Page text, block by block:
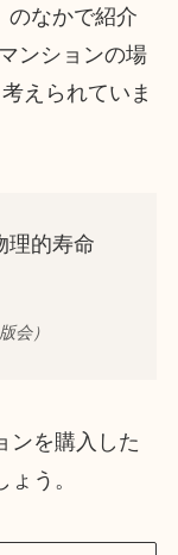
のなかで紹介
ンションの場
えられていま
理的寿命
会）
ンを購入した
う。